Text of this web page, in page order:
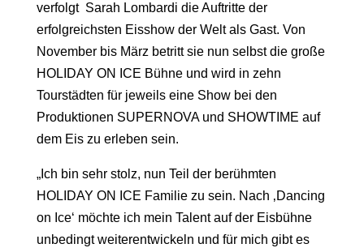
verfolgt Sarah Lombardi die Auftritte der
erfolgreichsten Eisshow der Welt als Gast. Von
November bis März betritt sie nun selbst die große
HOLIDAY ON ICE Bühne und wird in zehn
Tourstädten für jeweils eine Show bei den
Produktionen SUPERNOVA und SHOWTIME auf
dem Eis zu erleben sein.
„Ich bin sehr stolz, nun Teil der berühmten
HOLIDAY ON ICE Familie zu sein. Nach ‚Dancing
on Ice‘ möchte ich mein Talent auf der Eisbühne
unbedingt weiterentwickeln und für mich gibt es